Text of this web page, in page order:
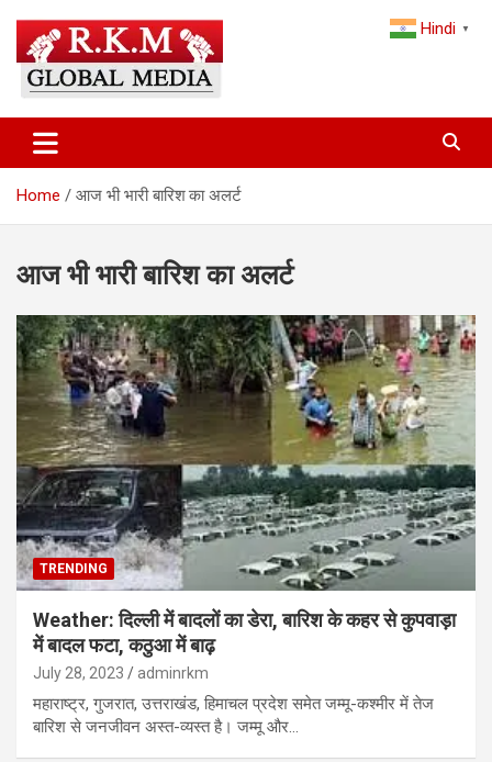
content
Latest Hindi News & Breaking
News – RKM Global Media
and the World
Home आज भी भारी बारिश का अलर्ट
आज भी भारी बारिश का अलर्ट
TRENDING
Weather: दिल्ली में बादलों का डेरा, बारिश के कहर से कुपवाड़ा
में बादल फटा, कठुआ में बाढ़
July 28, 2023 adminrkm
महाराष्ट्र, गुजरात, उत्तराखंड, हिमाचल प्रदेश समेत जम्मू-कश्मीर में तेज
बारिश से जनजीवन अस्त-व्यस्त है। जम्मू और…
Hindi ▼